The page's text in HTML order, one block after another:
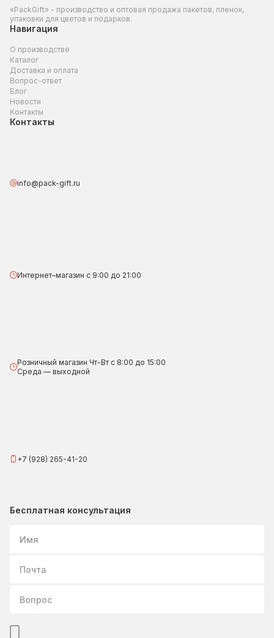
«PackGift» - производство и оптовая продажа пакетов, пленок,
упаковки для цветов и подарков.
Навигация
О производстве
Каталог
Доставка и оплата
Вопрос-ответ
Блог
Новости
Контакты
Контакты
info@pack-gift.ru
Интернет–магазин с 9:00 до 21:00
Розничный магазин Чт-Вт с 8:00 до 15:00
Среда — выходной
+7 (928) 265-41-20
Бесплатная консультация